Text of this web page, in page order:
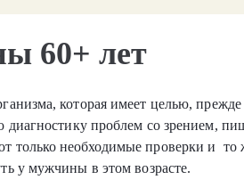
60+ лет
которая имеет целью,
проблем со зрением,
необходимые проверки и то
у мужчины в этом возрасте.